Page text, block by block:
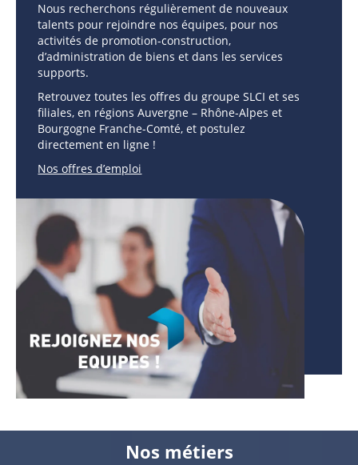
Nous recherchons régulièrement de nouveaux
talents pour rejoindre nos équipes, pour nos
activités de promotion-construction,
d’administration de biens et dans les services
supports.
Retrouvez toutes les offres du groupe SLCI et ses
filiales, en régions Auvergne – Rhône-Alpes et
Bourgogne Franche-Comté, et postulez
directement en ligne !
Nos offres d’emploi
Nos métiers